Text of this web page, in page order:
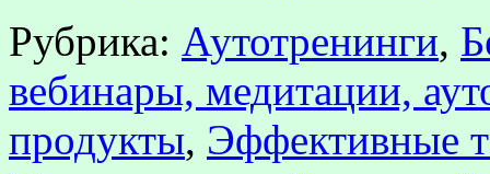
Рубрика: Аутотренинги,
вебинары, медитации,
продукты, Эффективные